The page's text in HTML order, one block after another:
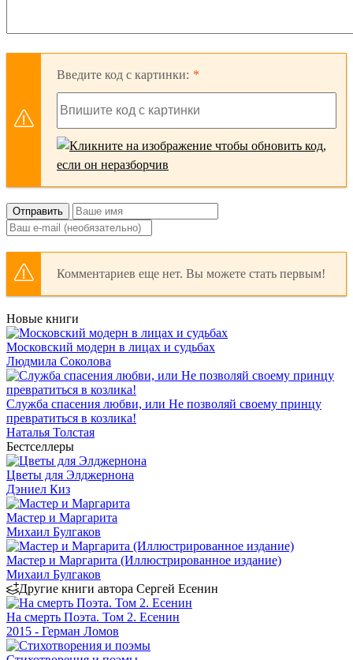
Введите код с картинки:
Отправить
Комментариев еще нет. Вы можете стать первым!
Новые книги
Московский модерн в лицах и судьбах
Людмила Соколова
Служба спасения любви, или Не позволяй своему принцу
превратиться в козлика!
Наталья Толстая
Бестселлеры
Цветы для Элджернона
Дэниел Киз
Мастер и Маргарита
Михаил Булгаков
Мастер и Маргарита (Иллюстрированное издание)
Михаил Булгаков
Другие книги автора Сергей Есенин
На смерть Поэта. Том 2. Есенин
2015 - Герман Ломов